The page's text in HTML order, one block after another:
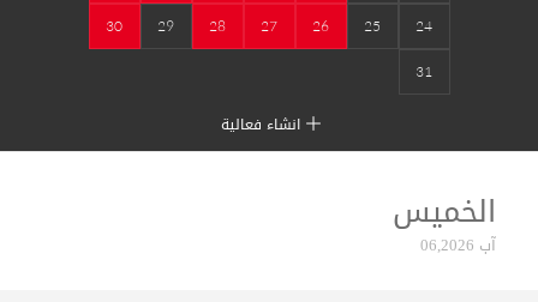
24
25
26
27
28
29
30
31
انشاء فعالية
الخميس
آب 06,2026